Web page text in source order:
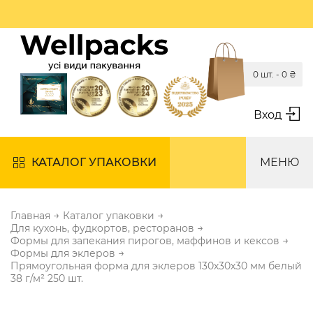
Вход
0 шт. - 0 ₴
КАТАЛОГ УПАКОВКИ МЕНЮ
Главная → Каталог упаковки →
Для кухонь, фудкортов, ресторанов →
Формы для запекания пирогов, маффинов и кексов →
Формы для эклеров →
Прямоугольная форма для эклеров 130х30х30 мм белый
38 г/м² 250 шт.